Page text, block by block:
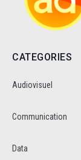
CATEGORIES
Audiovisuel
Communication
Data